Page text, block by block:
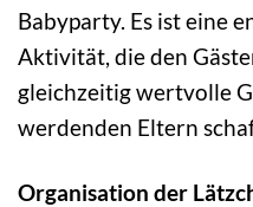
Babyparty. Es ist eine
Aktivität, die den
gleichzeitig wertvolle
werdenden Eltern
Organisation der